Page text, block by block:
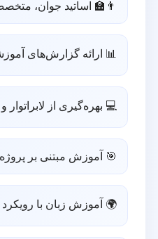
👨‍🏫 اساتید جوان،
📊 ارائه گزارش‌های
💻 بهره‌گیری از
🎯 آموزش مبتنی بر
🌍 آموزش زبان با